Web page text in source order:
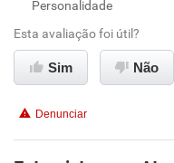
Personalidade
Esta avaliação foi útil?
Sim Não
Denunciar